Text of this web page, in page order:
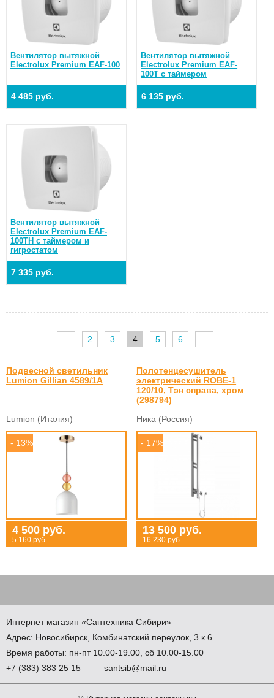
Вентилятор вытяжной
Electrolux Premium EAF-100
4 485 руб.
Вентилятор вытяжной
Electrolux Premium EAF-
100T с таймером
6 135 руб.
Вентилятор вытяжной
Electrolux Premium EAF-
100TH с таймером и
гигростатом
7 335 руб.
2 3 4 5 6
Подвесной светильник
Lumion Gillian 4589/1A
Lumion (Италия)
- 13%
4 500 руб.
5 160 руб.
Полотенцесушитель
электрический ROBE-1
120/10, Тэн справа, хром
(298794)
Ника (Россия)
- 17%
13 500 руб.
16 230 руб.
Интернет магазин «Сантехника Сибири»
Адрес: Новосибирск Комбинатский переулок, 3 к.6
Время работы: пн-пт 10.00-19.00, сб 10.00-15.00
+7 (383) 383 25 15 santsib@mail.ru